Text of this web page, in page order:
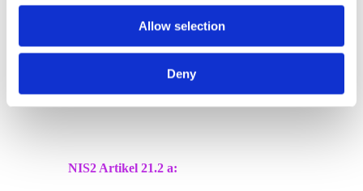
Allow selection
Deny
När kaptenen inte får lämna bryggan.
NIS2 Artikel21.2 a: